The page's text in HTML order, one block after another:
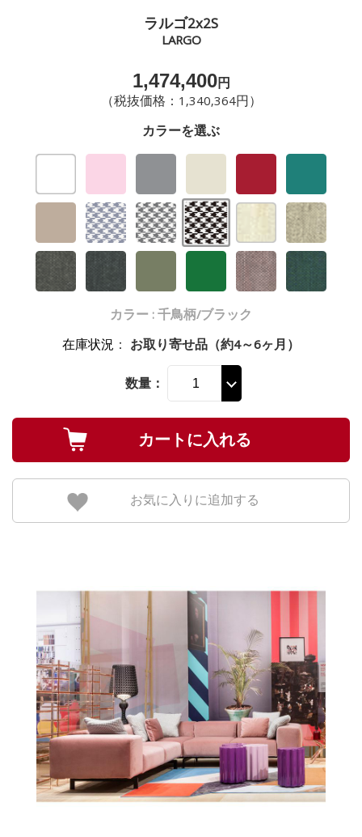
ラルゴ2x2S
LARGO
1,474,400円
（税抜価格：1,340,364円）
カラーを選ぶ
カラー : 千鳥柄/ブラック
在庫状況 ： お取り寄せ品（約4～6ヶ月）
数量：
お気に入りに追加する